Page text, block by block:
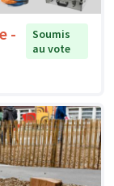
-
Soumis
au vote